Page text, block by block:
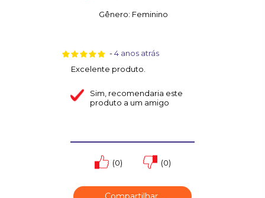
Gênero: Feminino
-4 anos atrás
Excelente produto.
Sim , recomendaria este
produto a um amigo
(0) (0)